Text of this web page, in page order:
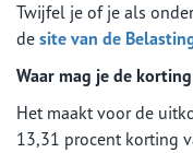
Twijfel je of je als
de site van de
Waar mag je de
Het maakt voor de
13,31 procent korting